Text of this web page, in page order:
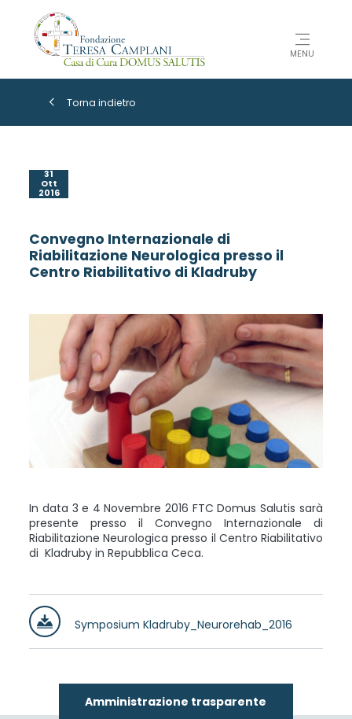
MENU
Torna indietro
31
Ott
2016
Convegno Internazionale di
Riabilitazione Neurologica presso il
Centro Riabilitativo di Kladruby
In data 3 e 4 Novembre 2016 FTC Domus Salutis sarà
presente presso il Convegno Internazionale di
Riabilitazione Neurologica presso il Centro Riabilitativo
di Kladruby in Repubblica Ceca.
Symposium Kladruby_Neurorehab_2016
Amministrazione trasparente